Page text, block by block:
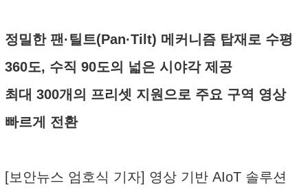
정밀한 팬·틸트(Pan·Tilt) 메커니즘 탑재로 수평
360도, 수직 90도의 넓은 시야각 제공
최대 300개의 프리셋 지원으로 주요 구역 영상
빠르게 전환
[보안뉴스 엄호식 기자] 영상 기반 AIoT 솔루션